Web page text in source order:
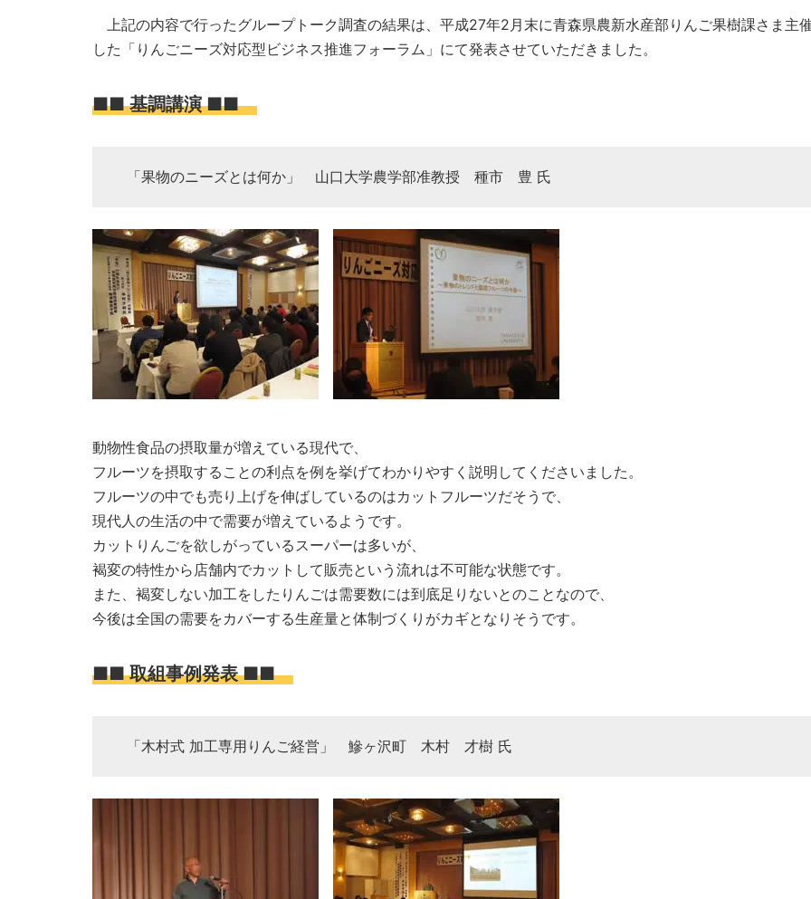
上記の内容で行ったグループトーク調査の結果は、平成27年2月末に青森県農新水産部りんご果樹課さま主
した「りんごニーズ対応型ビジネス推進フォーラム」にて発表させていただきました。
■■ 基調講演 ■■
「果物のニーズとは何か」 山口大学農学部准教授 種市 豊 氏
動物性食品の摂取量が増えている現代で、
フルーツを摂取することの利点を例を挙げてわかりやすく説明してくださいました。
フルーツの中でも売り上げを伸ばしているのはカットフルーツだそうで、
現代人の生活の中で需要が増えているようです。
カットりんごを欲しがっているスーパーは多いが、
褐変の特性から店舗内でカットして販売という流れは不可能な状態です。
また、褐変しない加工をしたりんごは需要数には到底足りないとのことなので、
今後は全国の需要をカバーする生産量と体制づくりがカギとなりそうです。
■■ 取組事例発表 ■■
「木村式 加工専用りんご経営」 鰺ヶ沢町 木村 才樹 氏